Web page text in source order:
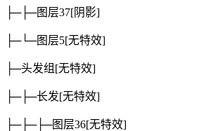
├─├─图层37[阴影]
├─└─图层5[无特效]
├─头发组 [无特效]
├─├─长发[无特效]
├─├─├─图层36[无特效]